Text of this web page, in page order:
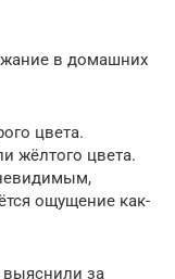
в домашних
цвета.
жёлтого цвета.
ощущение как-
выяснили за